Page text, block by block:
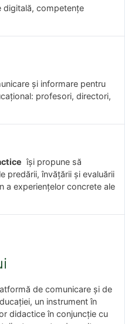
digitală, competențe
și informare pentru
profesori, directori,
îşi propune să
predării, învăţării şi evaluării
a experienţelor concrete ale
de comunicare și de
un instrument în
didactice în conjuncție cu